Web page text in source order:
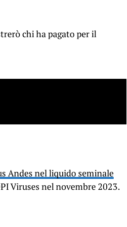
chi ha pagato per il
Andes nel liquido seminale
Viruses nel novembre 2023.